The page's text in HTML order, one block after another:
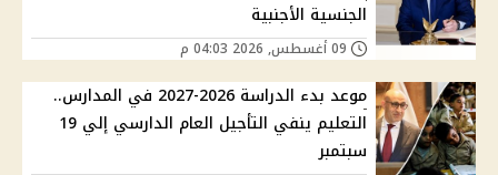
الجنسية الأجنبية
موعد بدء الدراسة 2026-2027 في المدارس..
التعليم ينفي التأجيل العام الدارسي إلي 19
سبتمبر